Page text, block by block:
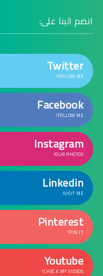
انضم الينا على:
Twitter
FOLLOW ME!
Facebook
FOLLOW ME!
Instagram
OUR PHOTOS!
Linkedin
VISIT ME!
Pinterest
PIN IT!
Youtube
CHECK MY VIDEOS!